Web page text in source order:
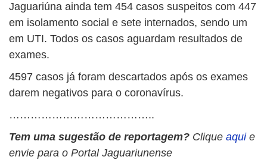
Jaguariúna ainda tem 454 casos suspeitos com 447
em isolamento social e sete internados, sendo um
em UTI. Todos os casos aguardam resultados de
exames.
4597 casos já foram descartados após os exames
darem negativos para o coronavírus.
…………………………………..
Tem uma sugestão de reportagem? Clique aqui e
envie para o Portal Jaguariunense